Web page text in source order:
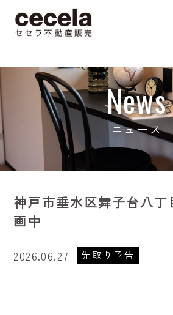
News
ニュース
神戸市垂水区舞子台八
画中
2026.06.27 先取り予告